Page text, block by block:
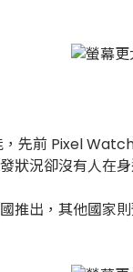
先前 Pixel
狀況卻沒有人在
推出，其他國家